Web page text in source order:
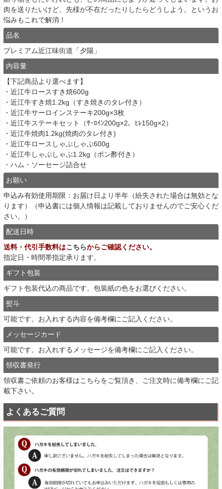
肉を送りたいけど、先様が不在だったりしたらどうしよう。というお
悩みもこれで解消！
品名
プレミアム近江味街道「夕陽」
内容量
【下記商品より選べます】
・近江牛ロースすき焼600g
・近江牛すき焼1.2kg（すき焼きのタレ付き）
・近江牛サーロインステーキ200g×3枚
・近江牛ステーキセット（ｻｰﾛｲﾝ200g×2、ﾋﾚ150g×2）
・近江牛焼肉1.2kg(焼肉のタレ付き)
・近江牛ロースしゃぶしゃぶ600g
・近江牛しゃぶしゃぶ1.2kg（ポン酢付き）
・ハム・ソーセージ詰合せ
お願い
申込み有効使用期限：お届け日より半年（紛失された場合は無効とな
ります）（申込書には個人情報は記載しておりませんのでご安心くだ
さい。）
配送日時
送料・代引手数料はこちらからご確認ください。
指定日・時間帯指定承ります。
ギフト包装
ギフト包装代込の商品です。包装紙の色をお選びください。
熨斗
可能です。お入れする内容を備考欄にご記入ください。
メッセージカード
可能です。お入れするメッセージを備考欄にご記入ください。
領収書発行
領収書ご依頼のお客様はこちらをご覧頂き、ご注文時に備考欄にご記
載下さい。
よくあるご質問